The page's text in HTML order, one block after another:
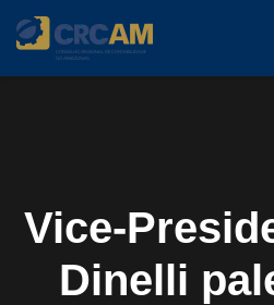
Vice-
Dinelli